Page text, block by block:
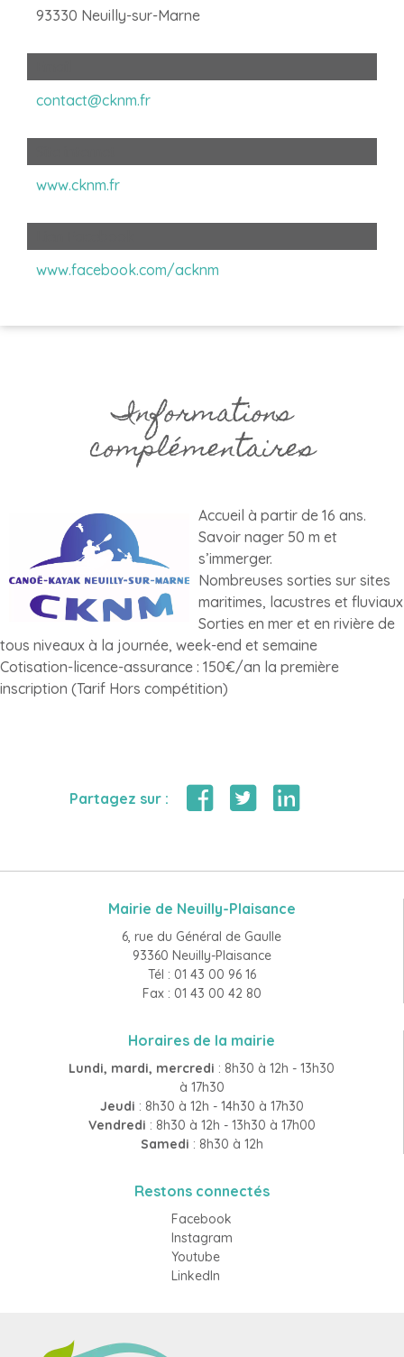
93330 Neuilly-sur-Marne
contact@cknm.fr
www.cknm.fr
www.facebook.com/acknm
Informations
complémentaires
Accueil à partir de 16 ans.
Savoir nager 50 m et
s’immerger.
Nombreuses sorties sur sites
maritimes, lacustres et fluviaux
Sorties en mer et en rivière de
tous niveaux à la journée, week-end et semaine
Cotisation-licence-assurance : 150€/an la première
inscription (Tarif Hors compétition)
Partagez sur :
Mairie de Neuilly-Plaisance
6, rue du Général de Gaulle
93360 Neuilly-Plaisance
Tél : 01 43 00 96 16
Fax : 01 43 00 42 80
Horaires de la mairie
Lundi, mardi, mercredi : 8h30 à 12h - 13h30
à 17h30
Jeudi : 8h30 à 12h - 14h30 à 17h30
Vendredi : 8h30 à 12h - 13h30 à 17h00
Samedi : 8h30 à 12h
Restons connectés
Facebook
Instagram
Youtube
LinkedIn